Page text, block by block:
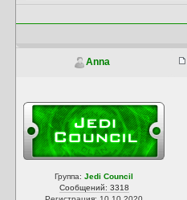
Anna
Группа:Jedi Council
Сообщений: 3318